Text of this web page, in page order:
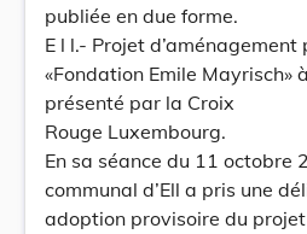
publiée en due forme.
E l l.- Projet
«Fondation Emile Mayrisch»
présenté par la Croix
Rouge Luxembourg.
En sa séance du 11 octobre
communal d’Ell a pris une
adoption provisoire du